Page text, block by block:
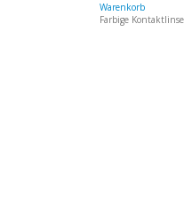
Warenkorb
Farbige